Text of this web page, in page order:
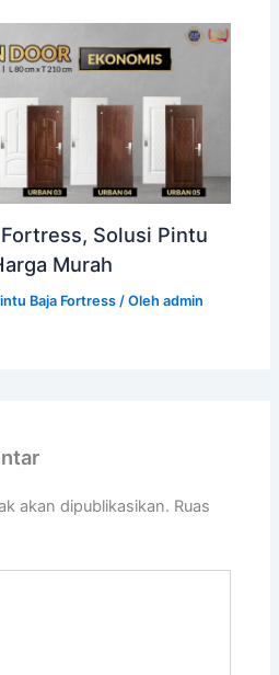
Solusi Pintu
Murah
Baja Fortress / Olehadmin
akan dipublikasikan. Ruas